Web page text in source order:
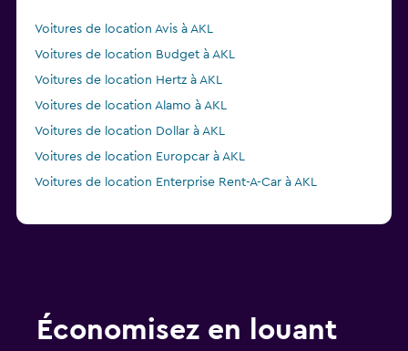
Voitures de location Avis à AKL
Voitures de location Budget à AKL
Voitures de location Hertz à AKL
Voitures de location Alamo à AKL
Voitures de location Dollar à AKL
Voitures de location Europcar à AKL
Voitures de location Enterprise Rent-A-Car à AKL
Économisez en louant